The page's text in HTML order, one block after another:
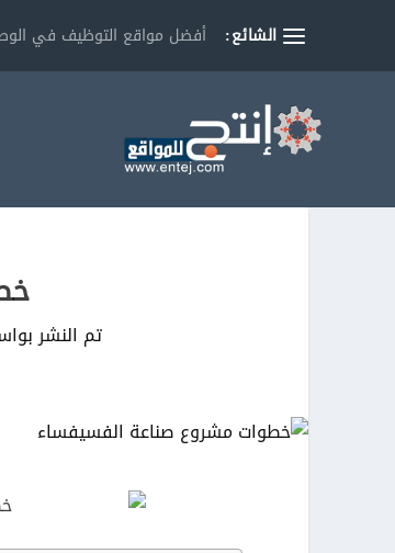
الشائع: أفضل مواقع التوظيف في
تم النشر